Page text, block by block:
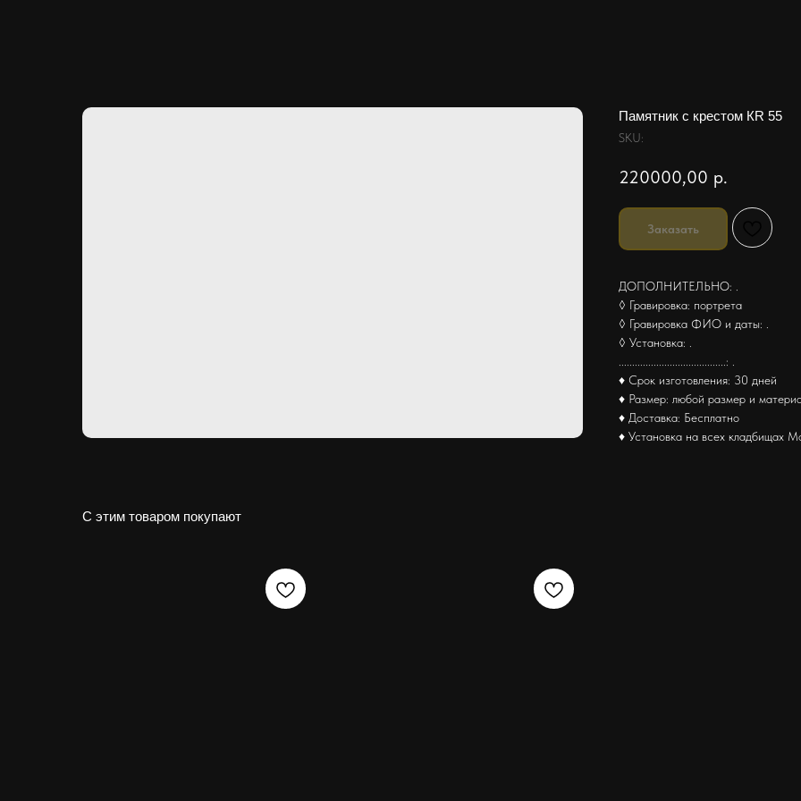
Памятник с крестом КR 55
SKU:
220000,00 р.
Заказать
ДОПОЛНИТЕЛЬНО: .
◊ Гравировка: портрета
◊ Гравировка ФИО и даты: .
◊ Установка: .
........................................: .
♦ Срок изготовления: 30 дней
♦ Размер: любой размер и
♦ Доставка: Бесплатно
♦ Установка на всех кладбищах
С этим товаром покупают